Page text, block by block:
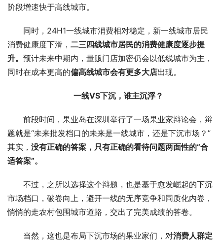
阶段增速快于高线城市。
同时，24H1一线城市消费相对稳定，新一线城市居民
消费健康度下滑， 二三四线城市居民的消费健康度逐步提
升。 预计未来中期内，量贩门店加密仍会以低线城市为主，
同时在成本更高的偏高线城市会有更多大店出现。
一线VS下沉，谁主沉浮？
前段时间，果业岛在深圳举行了一场果业家辩论会，辩
题就是“未来批发档口的未来是一线城市，还是下沉市场？”
其实， 没有正确的答案，只有正确的看待问题两面性的“合
适答案”。
不过，之所以选择这个辩题，也是基于愈发崛起的下沉
市场档口，破卷向上，避开一线的无序竞争和同质化内卷，
悄悄的走农村包围城市道路，交出了完美成绩的答卷。
当然，这也是布局下沉市场的果业家们，对消费人群定